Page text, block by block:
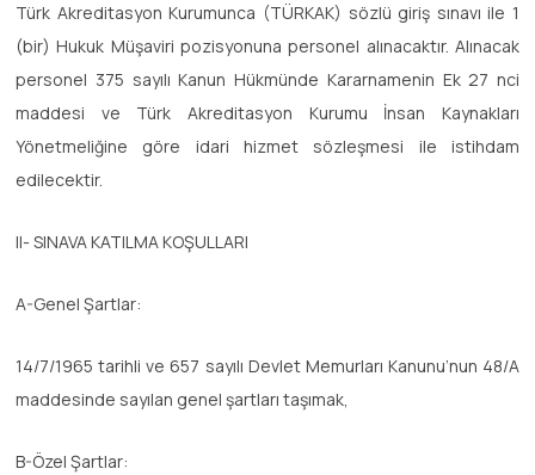
Türk Akreditasyon Kurumunca (TÜRKAK) sözlü giriş sınavı ile 1
(bir) Hukuk Müşaviri pozisyonuna personel alınacaktır. Alınacak
personel 375 sayılı Kanun Hükmünde Kararnamenin Ek 27 nci
maddesi ve Türk Akreditasyon Kurumu İnsan Kaynakları
Yönetmeliğine göre idari hizmet sözleşmesi ile istihdam
edilecektir.
II- SINAVA KATILMA KOŞULLARI
A-Genel Şartlar:
14/7/1965 tarihli ve 657 sayılı Devlet Memurları Kanunu’nun 48/A
maddesinde sayılan genel şartları taşımak,
B-Özel Şartlar: